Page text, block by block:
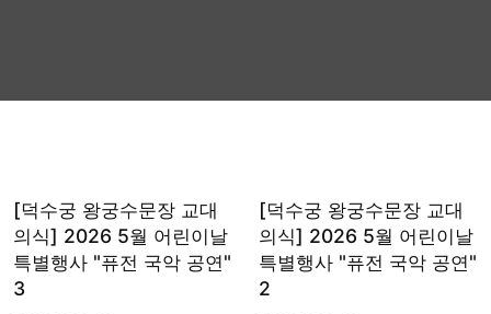
[덕수궁 왕궁수문장 교대
의식] 2026 5월 어린이날
특별행사 "퓨전 국악 공연"
3
[덕수궁 왕궁수문장 교대
의식] 2026 5월 어린이날
특별행사 "퓨전 국악 공연"
2